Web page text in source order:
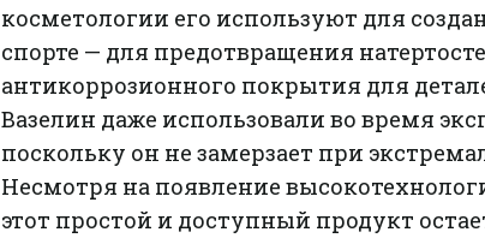
косметологии его используют для
спорте — для предотвращения
антикоррозионного покрытия для
Вазелин даже использовали во время
поскольку он не замерзает при
Несмотря на появление
этот простой и доступный продукт